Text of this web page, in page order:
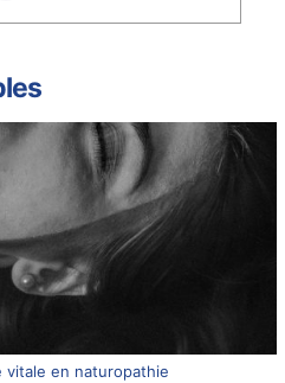
vitale en naturopathie